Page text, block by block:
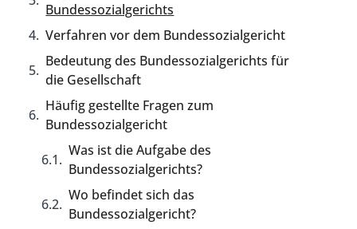
Bundessozialgerichts
Verfahren vor dem Bundessozialgericht
Bedeutung des Bundessozialgerichts für
die Gesellschaft
Häufig gestellte Fragen zum
Bundessozialgericht
Was ist die Aufgabe des
Bundessozialgerichts?
Wo befindet sich das
Bundessozialgericht?